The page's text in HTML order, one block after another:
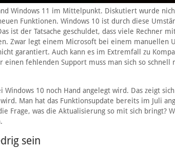
Windows 11 im Mittelpunkt. Diskutiert wurde
Funktionen. Windows 10 ist durch diese
ist der Tatsache geschuldet, dass viele Rechner
Zwar legt einem Microsoft bei einem manuellen
garantiert. Auch kann es im Extremfall zu
einen fehlenden Support muss man sich so
Windows 10 noch Hand angelegt wird. Das zeigt
Man hat das Funktionsupdate bereits im Juli
Frage, was die Aktualisierung so mit sich bringt?
sein